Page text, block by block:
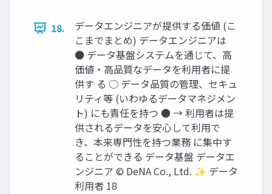
18.
データエンジニアが提供する価値 (こ
こまでまとめ) データエンジニアは
● データ基盤システムを通じて、⾼
価値‧⾼品質なデータを利⽤者に提
供す る ○ データ品質の管理、セキュ
リティ等 (いわゆるデータマネジメン
ト) にも責任を持つ ● → 利⽤者は提
供されるデータを安⼼して利⽤で
き、本来専⾨性を持つ業務 に集中す
ることができる データ基盤 データエ
ンジニア © DeNA Co., Ltd. ✨ データ
利⽤者 18